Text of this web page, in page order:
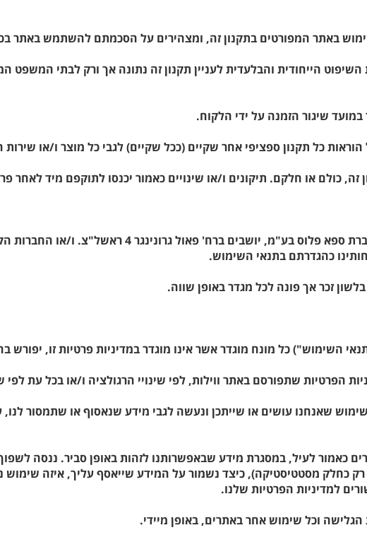
השיפוט הייחודית והבלעדית לעניין תקנון זה נתונה אך ורק לבתי
"מדיניות פרטיות" שלהלן מסדירה את האופן שבו אנו,
כהגדרתם בתנאי השימוש.
זכר אך פונה לכל מגדר באופן שווה.
השימוש") כל מונח מוגדר אשר אינו מוגדר במדיניות פרטיות זו,
הפרטיות שתפורסם באתר ווילות, לפי שינויי הרגולציה ו/או בכל עת לפי
שאנחנו עושים או שייתכן ונעשה לגבי מידע שנאסוף או שתמסור
כאמור לעיל, במסגרת מידע שבאפשרותנו לזהות באופן סביר. ננסה
כחלק מסטטיסטיקה), כיצד נשמור על המידע שייאסף עליך, איזה שימוש
למדיניות הפרטיות שלנו.
וכל שימוש אחר באתרים, באופן מיידי.